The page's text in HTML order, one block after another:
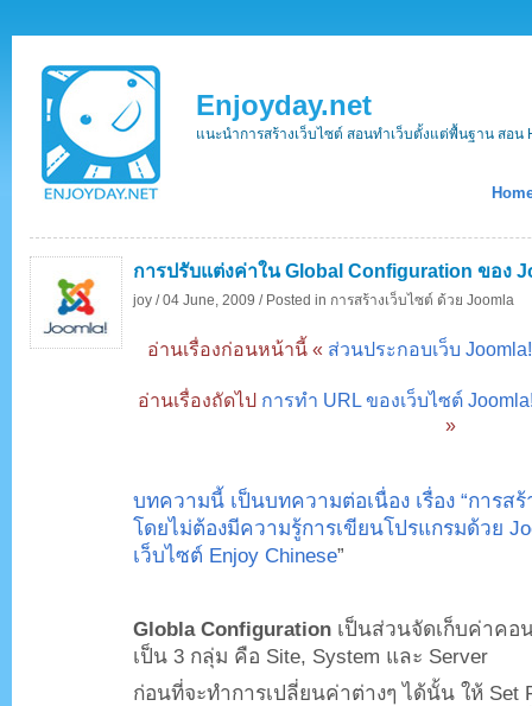
Enjoyday.net
แนะนำการสร้างเว็บไซต์ สอนทำเว็บตั้งแต่พื้นฐาน สอน
การปรับแต่งค่าใน Global Configuration ของ
joy / 04 June, 2009 / Posted in การสร้างเว็บไซต์ ด้วย Joomla
อ่านเรื่องก่อนหน้านี้ « ส่วนประกอบเว็บ
อ่านเรื่องถัดไป การทำ URL ของเว็บไซต์
»
บทความนี้ เป็นบทความต่อเนื่อง เรื่อง “การส
โดยไม่ต้องมีความรู้การเขียนโปรแกรมด้วย
เว็บไซต์ Enjoy Chinese”
Globla Configuration เป็นส่วนจัดเก็บค่าคอ
เป็น 3 กลุ่ม คือ Site, System และ Server
ก่อนที่จะทำการเปลี่ยนค่าต่างๆ ได้นั้น ให้ Set